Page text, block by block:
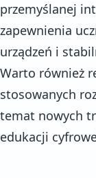
przemyślanej
zapewnienia
urządzeń i
Warto również
stosowanych
temat nowych
edukacji